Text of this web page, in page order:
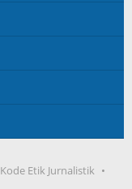
Kode Etik Jurnalistik